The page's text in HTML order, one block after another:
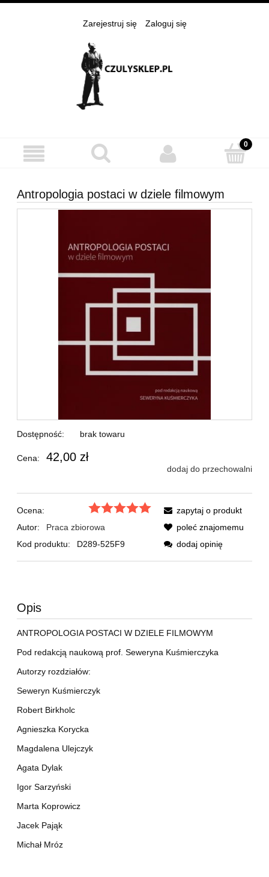
Zarejestruj się Zaloguj się
Antropologia postaci w dziele filmowym
Dostępność: brak towaru
Cena: 42,00 zł
dodaj do przechowalni
Ocena:
Autor:
Praca zbiorowa
Kod produktu:
D289-525F9
zapytaj o produkt
poleć znajomemu
dodaj opinię
Opis
ANTROPOLOGIA POSTACI W DZIELE FILMOWYM
Pod redakcją naukową prof. Seweryna Kuśmierczyka
Autorzy rozdziałów:
Seweryn Kuśmierczyk
Robert Birkholc
Agnieszka Korycka
Magdalena Ulejczyk
Agata Dylak
Igor Sarzyński
Marta Koprowicz
Jacek Pająk
Michał Mróz